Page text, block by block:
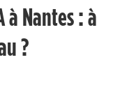
à Nantes : à
?